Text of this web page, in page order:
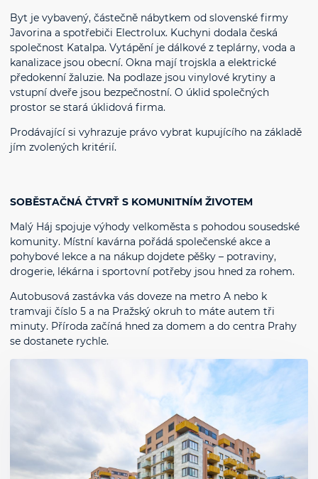
Byt je vybavený, částečně nábytkem od slovenské firmy
Javorina a spotřebiči Electrolux. Kuchyni dodala česká
společnost Katalpa. Vytápění je dálkové z teplárny, voda a
kanalizace jsou obecní. Okna mají trojskla a elektrické
předokenní žaluzie. Na podlaze jsou vinylové krytiny a
vstupní dveře jsou bezpečnostní. O úklid společných
prostor se stará úklidová firma.
Prodávající si vyhrazuje právo vybrat kupujícího na základě
jím zvolených kritérií.
SOBĚSTAČNÁ ČTVRŤ S KOMUNITNÍM ŽIVOTEM
Malý Háj spojuje výhody velkoměsta s pohodou sousedské
komunity. Místní kavárna pořádá společenské akce a
pohybové lekce a na nákup dojdete pěšky – potraviny,
drogerie, lékárna i sportovní potřeby jsou hned za rohem.
Autobusová zastávka vás doveze na metro A nebo k
tramvaji číslo 5 a na Pražský okruh to máte autem tři
minuty. Příroda začíná hned za domem a do centra Prahy
se dostanete rychle.